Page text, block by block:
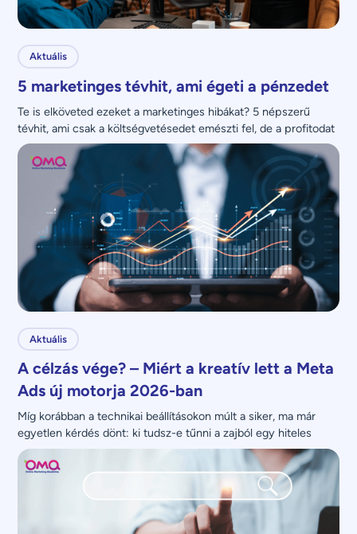
Aktuális
5 marketinges tévhit, ami égeti a pénzedet
Te is elköveted ezeket a marketinges hibákat? 5 népszerű
tévhit, ami csak a költségvetésedet emészti fel, de a profitodat
nem növeli.
Aktuális
A célzás vége? – Miért a kreatív lett a Meta
Ads új motorja 2026-ban
Míg korábban a technikai beállításokon múlt a siker, ma már
egyetlen kérdés dönt: ki tudsz-e tűnni a zajból egy hiteles
üzenettel?